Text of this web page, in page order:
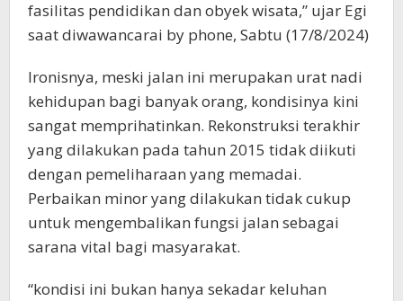
fasilitas pendidikan dan obyek wisata,” ujar Egi
saat diwawancarai by phone, Sabtu (17/8/2024)
Ironisnya, meski jalan ini merupakan urat nadi
kehidupan bagi banyak orang, kondisinya kini
sangat memprihatinkan. Rekonstruksi terakhir
yang dilakukan pada tahun 2015 tidak diikuti
dengan pemeliharaan yang memadai.
Perbaikan minor yang dilakukan tidak cukup
untuk mengembalikan fungsi jalan sebagai
sarana vital bagi masyarakat.
“kondisi ini bukan hanya sekadar keluhan